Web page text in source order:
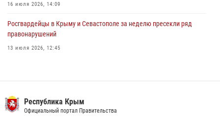
16 июля 2026, 14:09
Росгвардейцы в Крыму и Севастополе за неделю пресекли ряд
правонарушений
13 июля 2026, 12:45
В Ялте росгвардейцы задержали подозреваемого в краже
Республика Крым
Официальный портал Правительства